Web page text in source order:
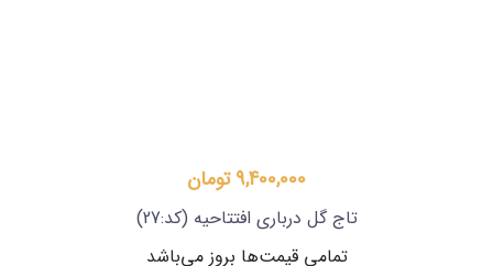
9,400,000 تومان
تاج گل درباری افتتاحیه (کد:27)
تمامی قیمت‌ها بروز می‌باشد